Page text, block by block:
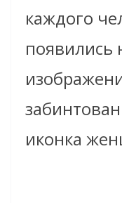
каждого
появились
иконка